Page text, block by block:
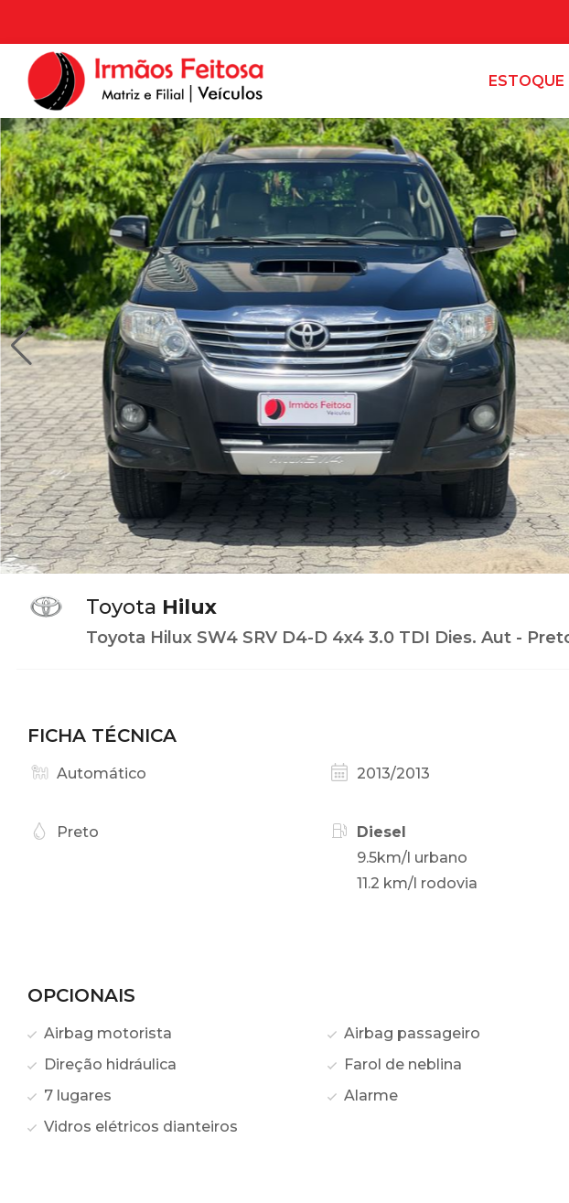
ESTOQUE
Toyota Hilux
Toyota Hilux SW4 SRV D4-D 4x4 3.0 TDI Dies. Aut -
FICHA TÉCNICA
Automático 2013/2013
Preto
Diesel
9.5km/l urbano
11.2 km/l rodovia
OPCIONAIS
Airbag motorista Airbag passageiro
Direção hidráulica
Farol de neblina
7 lugares
Alarme
Vidros elétricos dianteiros